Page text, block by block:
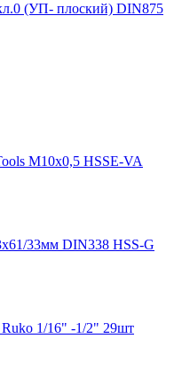
(УП- плоский) DIN875
М10х0,5 HSSE-VA
33мм DIN338 HSS-G
1/16" -1/2" 29шт